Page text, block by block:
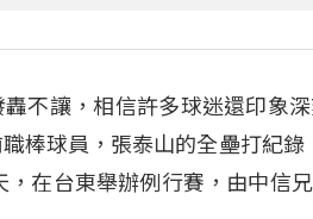
不讓，相信許多球迷還印象
棒球員，張泰山的全壘打紀
，在台東舉辦例行賽，由中信